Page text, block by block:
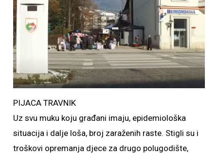
PIJACA TRAVNIK
Uz svu muku koju građani imaju, epidemiološka
situacija i dalje loša, broj zaraženih raste. Stigli su i
troškovi opremanja djece za drugo polugodište,